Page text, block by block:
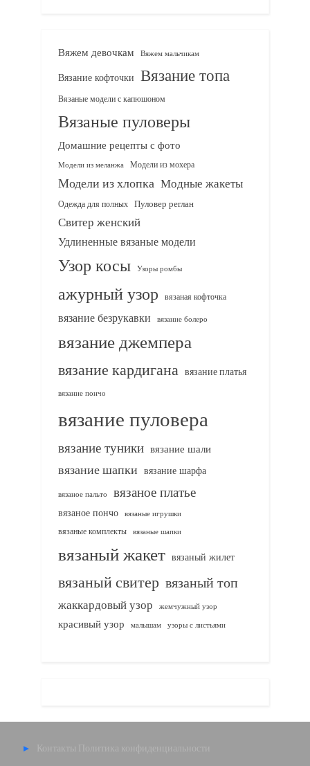
Вяжем девочкам Вяжем мальчикам
Вязание кофточки Вязание топа
Вязаные модели с капюшоном
Вязаные пуловеры
Домашние рецепты с фото
Модели из меланжа Модели из мохера
Модели из хлопка Модные жакеты
Одежда для полных Пуловер реглан
Свитер женский
Удлиненные вязаные модели
Узор косы Узоры ромбы
ажурный узор вязаная кофточка
вязание безрукавки вязание болеро
вязание джемпера
вязание кардигана вязание платья
вязание пончо
вязание пуловера
вязание туники вязание шали
вязание шапки вязание шарфа
вязаное пальто вязаное платье
вязаное пончо вязаные игрушки
вязаные комплекты
вязаные шапки
вязаный жакет вязаный жилет
вязаный свитер вязаный топ
жаккардовый узор жемчужный узор
красивый узор малышам узоры с листьями
Контакты Политика конфиденциальности